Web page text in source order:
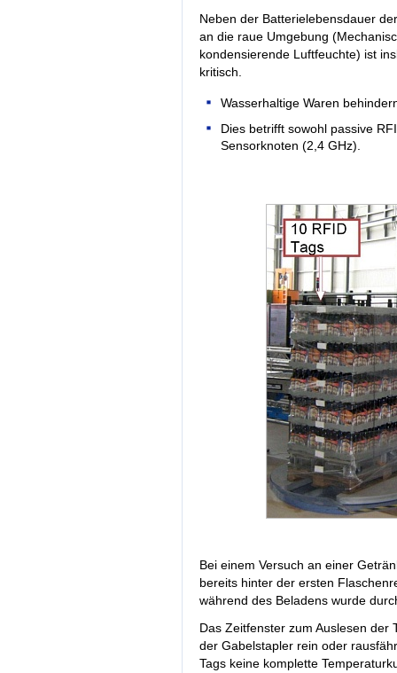
Neben der Batterielebensdauer
an die raue Umgebung
kondensierende Luftfeuchte) ist
kritisch.
Wasserhaltige Waren
Dies betrifft sowohl passive
Sensorknoten (2,4 GHz).
Bei einem Versuch an einer
bereits hinter der ersten
während des Beladens wurde
Das Zeitfenster zum Auslesen der
der Gabelstapler rein oder
Tags keine komplette